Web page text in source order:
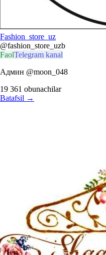
Fashion_store_uz
@fashion_store_uzb
FaolTelegram kanal
Админ @moon_048
19 361 obunachilar
Batafsil →